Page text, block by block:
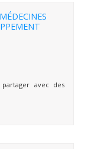
avec des